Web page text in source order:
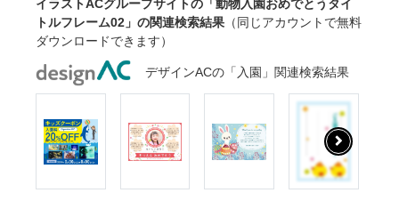
イラストACグループサイトの「動物入園おめでとうタイ
トルフレーム02」の関連検索結果 （同じアカウントで無料
ダウンロードできます）
デザインACの「入園」関連検索結果